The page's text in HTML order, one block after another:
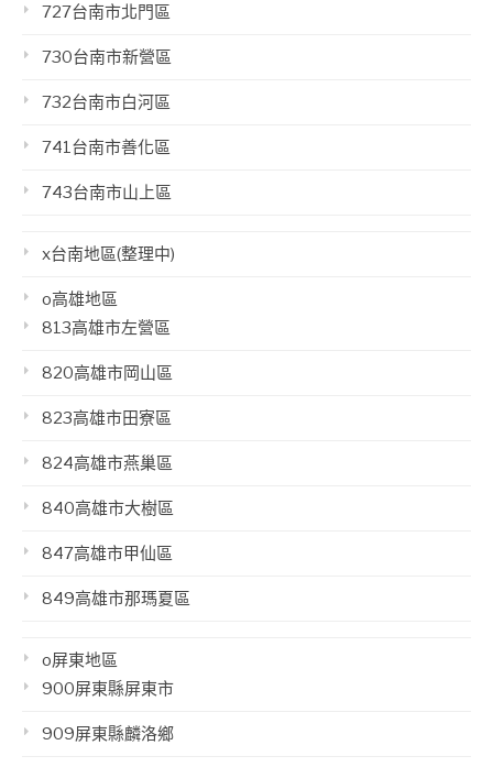
727台南市北門區
730台南市新營區
732台南市白河區
741台南市善化區
743台南市山上區
x台南地區(整理中)
o高雄地區
813高雄市左營區
820高雄市岡山區
823高雄市田寮區
824高雄市燕巢區
840高雄市大樹區
847高雄市甲仙區
849高雄市那瑪夏區
o屏東地區
900屏東縣屏東市
909屏東縣麟洛鄉